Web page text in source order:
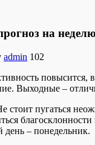
на
admin 102
повысится,
Выходные –
стоит пугаться
день – понедельник.